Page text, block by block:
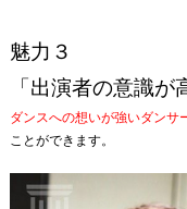
魅力３
「出演者の意識が
ダンスへの想いが強いダンサ
ことができます。